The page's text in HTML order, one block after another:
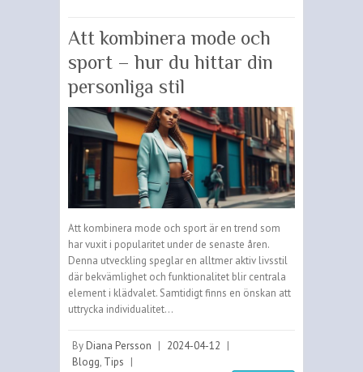
Att kombinera mode och
sport – hur du hittar din
personliga stil
Att kombinera mode och sport är en trend som
har vuxit i popularitet under de senaste åren.
Denna utveckling speglar en alltmer aktiv livsstil
där bekvämlighet och funktionalitet blir centrala
element i klädvalet. Samtidigt finns en önskan att
uttrycka individualitet…
By Diana Persson | 2024-04-12 |
Blogg, Tips |